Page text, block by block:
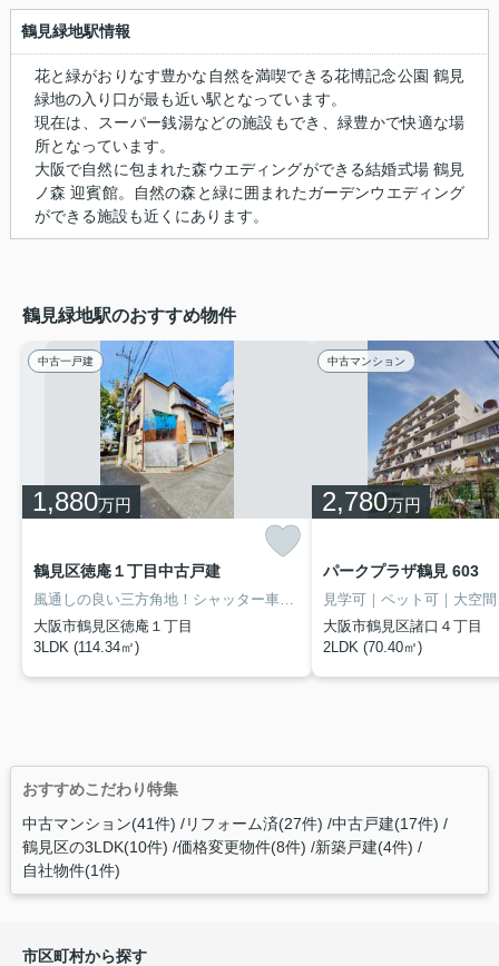
鶴見緑地駅情報
花と緑がおりなす豊かな自然を満喫できる花博記念公園 鶴見
緑地の入り口が最も近い駅となっています。
現在は、スーパー銭湯などの施設もでき、緑豊かで快適な場
所となっています。
大阪で自然に包まれた森ウエディングができる結婚式場 鶴見
ノ森 迎賓館。自然の森と緑に囲まれたガーデンウエディング
ができる施設も近くにあります。
鶴見緑地駅のおすすめ物件
中古一戸建
1,880万円
鶴見区徳庵１丁目中古戸建
大阪市鶴見区徳庵１丁目
3LDK (114.34㎡)
中古マンション
2,780万円
パークプラザ鶴見 603
大阪市鶴見区諸口４丁目
2LDK (70.40㎡)
おすすめこだわり特集
中古マンション(41件) リフォーム済(27件) 中古戸建(17件)
鶴見区の3LDK(10件) 価格変更物件(8件) 新築戸建(4件)
自社物件(1件)
市区町村から探す